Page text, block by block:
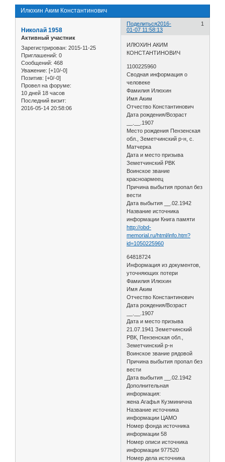
Илюхин Аким Константинович
Поделиться 1
2016-
01-07 11:58:13
Николай 1958
Активный участник
Зарегистрирован: 2015-11-25
Приглашений: 0
Сообщений: 468
Уважение: [+10/-0]
Позитив: [+0/-0]
Провел на форуме:
10 дней 18 часов
Последний визит:
2016-05-14 20:58:06
ИЛЮХИН АКИМ
КОНСТАНТИНОВИЧ
1100225960
Сводная информация о
человеке
Фамилия Илюхин
Имя Аким
Отчество Константинович
Дата рождения/Возраст
__.__.1907
Место рождения Пензенская
обл., Земетчинский р-н, с.
Матчерка
Дата и место призыва
Земетчинский РВК
Воинское звание
красноармеец
Причина выбытия пропал без
вести
Дата выбытия __.02.1942
Название источника
информации Книга памяти
http://obd-
memorial.ru/html/info.htm?
id=1050225960
64818724
Информация из документов,
уточняющих потери
Фамилия Илюхин
Имя Аким
Отчество Константинович
Дата рождения/Возраст
__.__.1907
Дата и место призыва
21.07.1941 Земетчинский
РВК, Пензенская обл.,
Земетчинский р-н
Воинское звание рядовой
Причина выбытия пропал без
вести
Дата выбытия __.02.1942
Дополнительная
информация:
жена Агафья Кузминична
Название источника
информации ЦАМО
Номер фонда источника
информации 58
Номер описи источника
информации 977520
Номер дела источника